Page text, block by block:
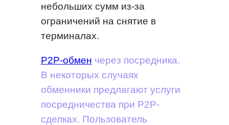
небольших сумм из-за
ограничений на снятие в
терминалах.
P2P-обмен через посредника.
В некоторых случаях
обменники предлагают услуги
посредничества при P2P-
сделках. Пользователь